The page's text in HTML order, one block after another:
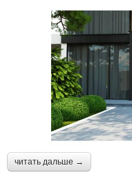
читать дальше →